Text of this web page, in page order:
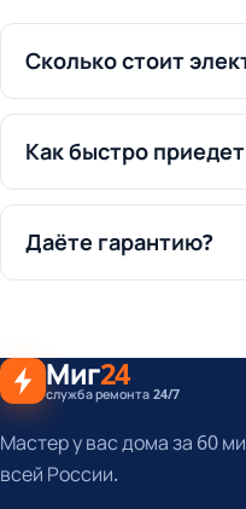
Сколько стоит
Как быстро
Даёте гарантию?
Миг24
служба ремонта 24/7
Мастер у вас дома за 60
всей России.